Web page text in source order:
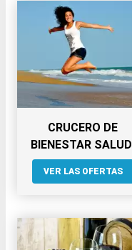
CRUCERO DE
BIENESTAR SALUD
VER LAS OFERTAS